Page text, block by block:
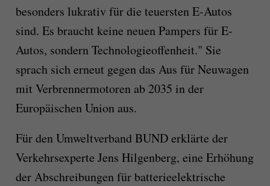
besonders lukrativ für die teuersten E-Autos
sind. Es braucht keine neuen Pampers für E-
Autos, sondern Technologieoffenheit." Sie
sprach sich erneut gegen das Aus für Neuwagen
mit Verbrennermotoren ab 2035 in der
Europäischen Union aus.
Für den Umweltverband BUND erklärte der
Verkehrsexperte Jens Hilgenberg, eine Erhöhung
der Abschreibungen für batterieelektrische